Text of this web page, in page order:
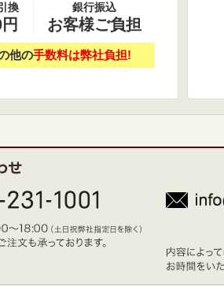
換 銀行振込
お客様ご負担
他の手数料は弊社負担!